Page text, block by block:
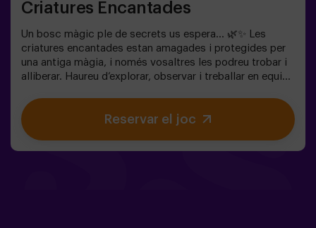
Criatures Encantades
Un bosc màgic ple de secrets us espera… 🌿✨ Les
criatures encantades estan amagades i protegides per
una antiga màgia, i només vosaltres les podreu trobar i
alliberar. Haureu d’explorar, observar i treballar en equip
que les mantenen atrapades. Cada criatura és única i us
posarà a prova d’una manera diferent. Aquí no es tracta
de competir, sinó d’ajudar, descobrir i viure una aventura
Reservar el joc